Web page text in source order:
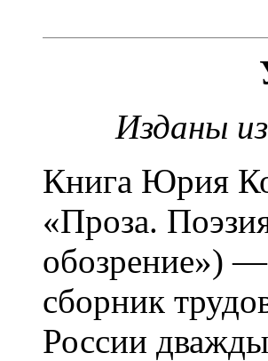
Изданы
Книга Юрия
«Проза.
обозрение») —
сборник
России